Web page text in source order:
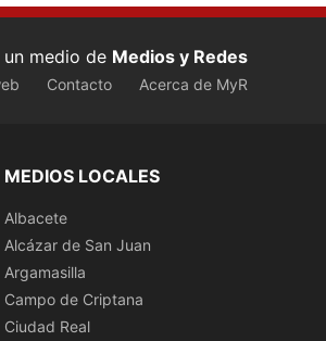
un medio de Medios y Redes
Contacto Acerca de MyR
MEDIOS LOCALES
Albacete
Alcázar de San Juan
Argamasilla
Campo de Criptana
Ciudad Real